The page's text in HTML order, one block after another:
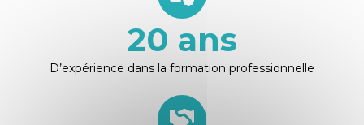
20 ans
D’expérience dans la formation professionnelle